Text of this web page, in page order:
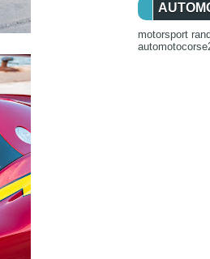
motorsport